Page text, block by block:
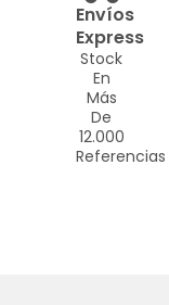
Envíos
Express
Stock
En
Más
De
12.000
Referencias